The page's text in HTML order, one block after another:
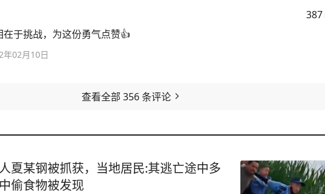
387
在于挑战，为这份勇气点赞👍
年02月10日
查看全部 356条评论
夏某钢被抓获，当地居民:其逃亡途中多
偷食物被发现